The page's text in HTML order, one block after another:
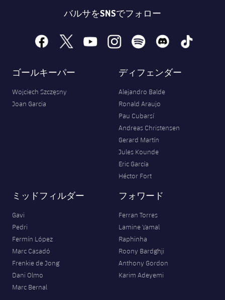
バルサをSNSでフォロー
facebook
x youtubeinstagramspotify discord tiktok
ゴールキーパー
Wojciech Szczęsny
Joan Garcia
ディフェンダー
Alejandro Balde
Ronald Araujo
Pau Cubarsí
Andreas Christensen
Gerard Martín
Jules Kounde
Eric García
Héctor Fort
ミッドフィルダー
Gavi
Pedri
Fermín López
Marc Casadó
Frenkie de Jong
Dani Olmo
Marc Bernal
フォワード
Ferran Torres
Lamine Yamal
Raphinha
Roony Bardghji
Anthony Gordon
Karim Adeyemi